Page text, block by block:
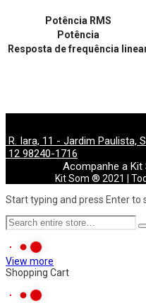
Potência RMS
Potência
Resposta de frequência
R. Iara, 11 - Jardim Paulista,
12 98240-1716
Acompanhe a
Kit Som ® 2021 |
Start typing and press Enter to
View more
Shopping Cart